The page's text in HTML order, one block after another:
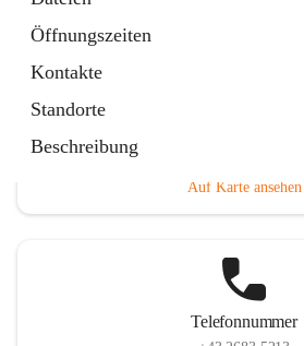
Öffnungszeiten
Kontakte
Standorte
Beschreibung
Auf Karte ansehen
Telefonnummer